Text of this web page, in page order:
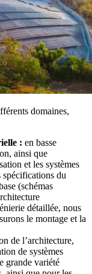
domaines,
: en basse
ainsi que
et les systèmes
spécifications du
(schémas
détaillée, nous
le montage et la
de l’architecture,
de systèmes
grande variété